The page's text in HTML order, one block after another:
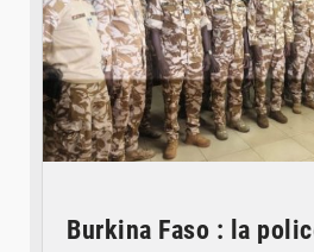
Burkina Faso : la